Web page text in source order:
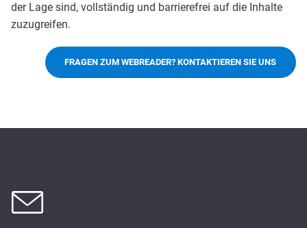
der Lage sind, vollständig und barrierefrei auf die Inhalte
zuzugreifen.
FRAGEN ZUM WEBREADER? KONTAKTIEREN SIE UNS